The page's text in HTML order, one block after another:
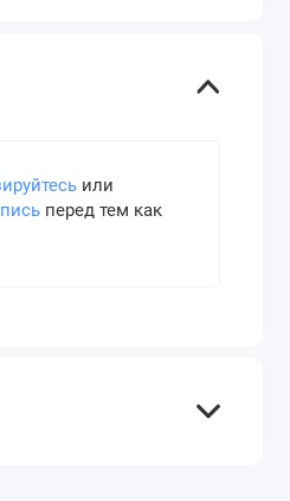
или
перед тем как